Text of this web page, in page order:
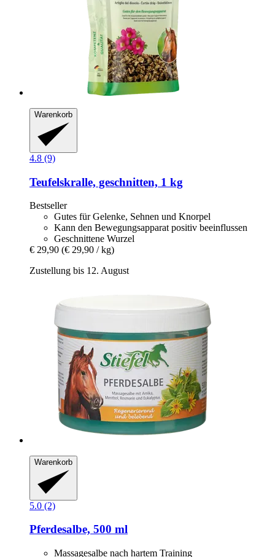
Warenkorb
4.8 (9)
Teufelskralle, geschnitten, 1 kg
Bestseller
Gutes für Gelenke, Sehnen und Knorpel
Kann den Bewegungsapparat positiv beeinflussen
Geschnittene Wurzel
€ 29,90 (€ 29,90 / kg)
Zustellung bis 12. August
Warenkorb
5.0 (2)
Pferdesalbe, 500 ml
Massagesalbe nach hartem Training